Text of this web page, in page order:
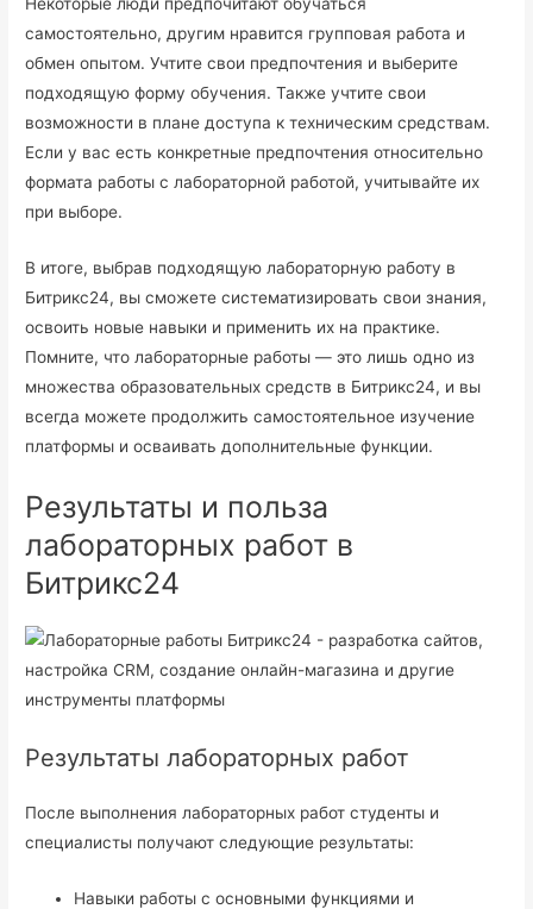
Некоторые люди предпочитают обучаться
самостоятельно, другим нравится групповая работа и
обмен опытом. Учтите свои предпочтения и выберите
подходящую форму обучения. Также учтите свои
возможности в плане доступа к техническим средствам.
Если у вас есть конкретные предпочтения относительно
формата работы с лабораторной работой, учитывайте их
при выборе.
В итоге, выбрав подходящую лабораторную работу в
Битрикс24, вы сможете систематизировать свои знания,
освоить новые навыки и применить их на практике.
Помните, что лабораторные работы — это лишь одно из
множества образовательных средств в Битрикс24, и вы
всегда можете продолжить самостоятельное изучение
платформы и осваивать дополнительные функции.
Результаты и польза
лабораторных работ в
Битрикс24
Результаты лабораторных работ
После выполнения лабораторных работ студенты и
специалисты получают следующие результаты:
Навыки работы с основными функциями и